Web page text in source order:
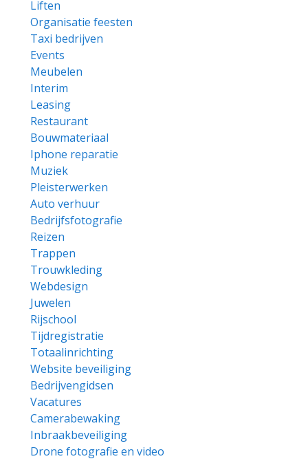
Liften
Organisatie feesten
Taxi bedrijven
Events
Meubelen
Interim
Leasing
Restaurant
Bouwmateriaal
Iphone reparatie
Muziek
Pleisterwerken
Auto verhuur
Bedrijfsfotografie
Reizen
Trappen
Trouwkleding
Webdesign
Juwelen
Rijschool
Tijdregistratie
Totaalinrichting
Website beveiliging
Bedrijvengidsen
Vacatures
Camerabewaking
Inbraakbeveiliging
Drone fotografie en video